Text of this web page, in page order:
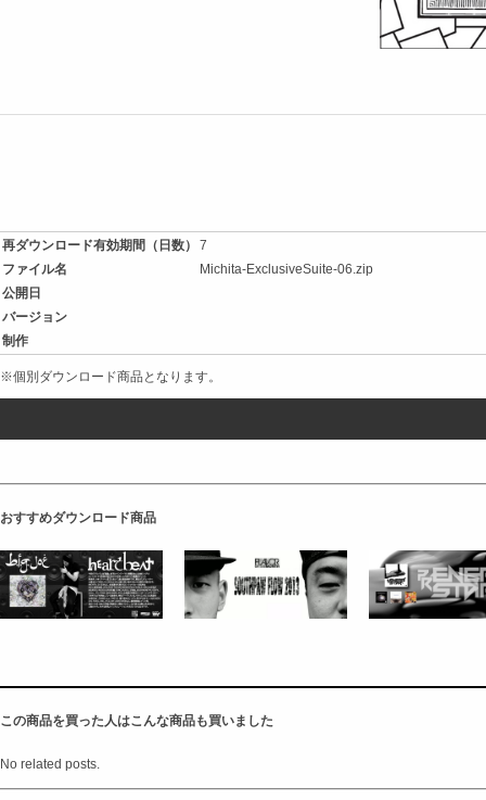
再ダウンロード有効期間（日数）
7
ファイル名
Michita-ExclusiveSuite-06.zip
公開日
バージョン
制作
※個別ダウンロード商品となります。
おすすめダウンロード商品
この商品を買った人はこんな商品も買いました
No related posts.